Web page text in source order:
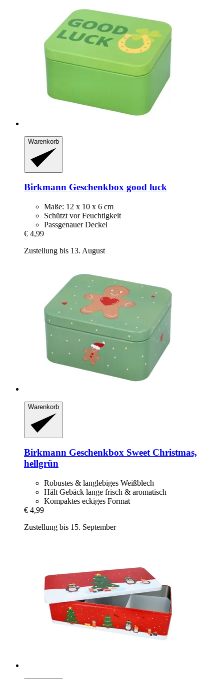
Warenkorb
Birkmann Geschenkbox good luck
Maße: 12 x 10 x 6 cm
Schützt vor Feuchtigkeit
Passgenauer Deckel
€ 4,99
Zustellung bis 13. August
Warenkorb
Birkmann Geschenkbox Sweet Christmas,
hellgrün
Robustes & langlebiges Weißblech
Hält Gebäck lange frisch & aromatisch
Kompaktes eckiges Format
€ 4,99
Zustellung bis 15. September